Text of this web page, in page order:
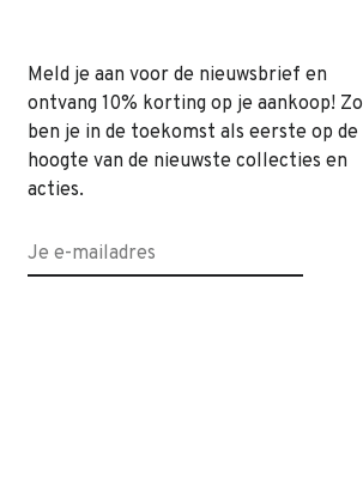
Meld je aan voor de nieuwsbrief en
ontvang 10% korting op je aankoop! Zo
ben je in de toekomst als eerste op de
hoogte van de nieuwste collecties en
acties.